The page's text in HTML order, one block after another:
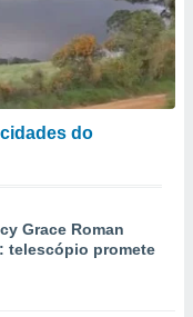
do
Grace Roman
telescópio promete